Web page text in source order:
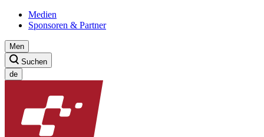
Medien
Sponsoren & Partner
Men
Suchen
de